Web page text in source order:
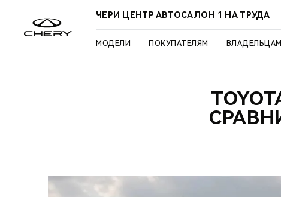
ЧЕРИ ЦЕНТР АВТОСАЛОН 1 НА ТРУДА
МОДЕЛИ ПОКУПАТЕЛЯМ ВЛАДЕЛЬЦАМ